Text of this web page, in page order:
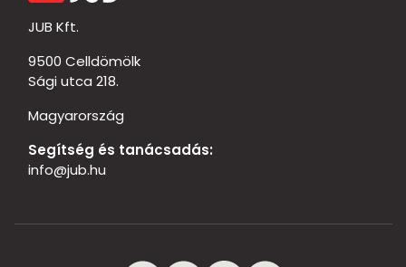
JUB Kft.
9500 Celldömölk
Sági utca 218.
Magyarország
Segítség és tanácsadás:
info@jub.hu